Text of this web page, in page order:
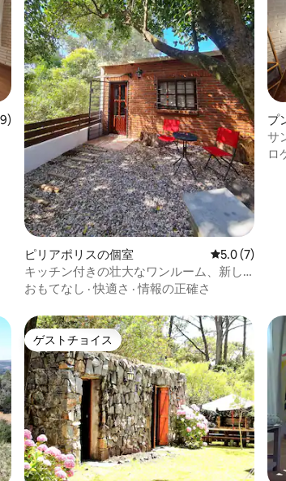
件、5つ星中4.92つ星の平均評価
ピリアポリスの個室 レビュー7件
5.0 (7)
キッチン付きの壮大なワンルーム、新し
い。
おもてなし ·快適さ ·情報の正確さ
プ
サ
ロ
ゲストチョイス
ゲストチョイス